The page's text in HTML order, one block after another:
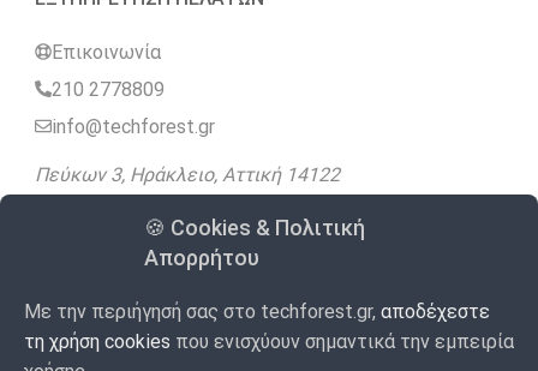
🍪 Cookies & Πολιτική
Απορρήτου
Με την περιήγησή σας στο techforest.gr, αποδέχεστε
τη χρήση cookies που ενισχύουν σημαντικά την εμπειρία
Επικοινωνία
210 2778809
info@techforest.gr
Πεύκων 3, Ηράκλειο, Αττική 14122
Ακολουθήστε μας
Google 4.9 98 Αξιολογήσεις